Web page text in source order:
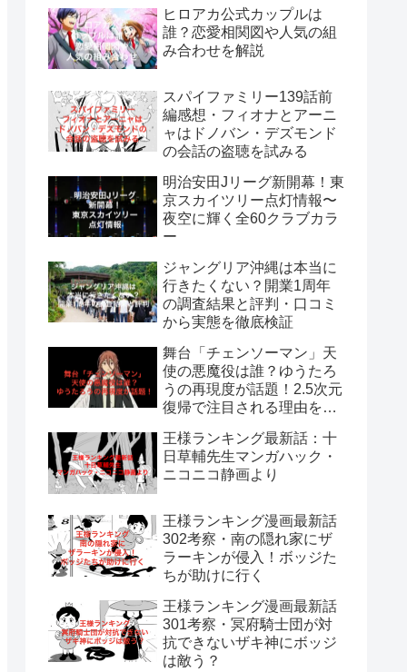
ヒロアカ公式カップルは
誰？恋愛相関図や人気の組
み合わせを解説
スパイファミリー139話前
編感想・フィオナとアーニ
ャはドノバン・デズモンド
の会話の盗聴を試みる
明治安田Jリーグ新開幕！東
京スカイツリー点灯情報〜
夜空に輝く全60クラブカラ
ー
ジャングリア沖縄は本当に
行きたくない？開業1周年
の調査結果と評判・口コミ
から実態を徹底検証
舞台「チェンソーマン」天
使の悪魔役は誰？ゆうたろ
うの再現度が話題！2.5次元
復帰で注目される理由を解
王様ランキング最新話：十
日草輔先生マンガハック・
ニコニコ静画より
王様ランキング漫画最新話
302考察・南の隠れ家にザ
ラーキンが侵入！ボッジた
ちが助けに行く
王様ランキング漫画最新話
301考察・冥府騎士団が対
抗できないザキ神にボッジ
は敵う？